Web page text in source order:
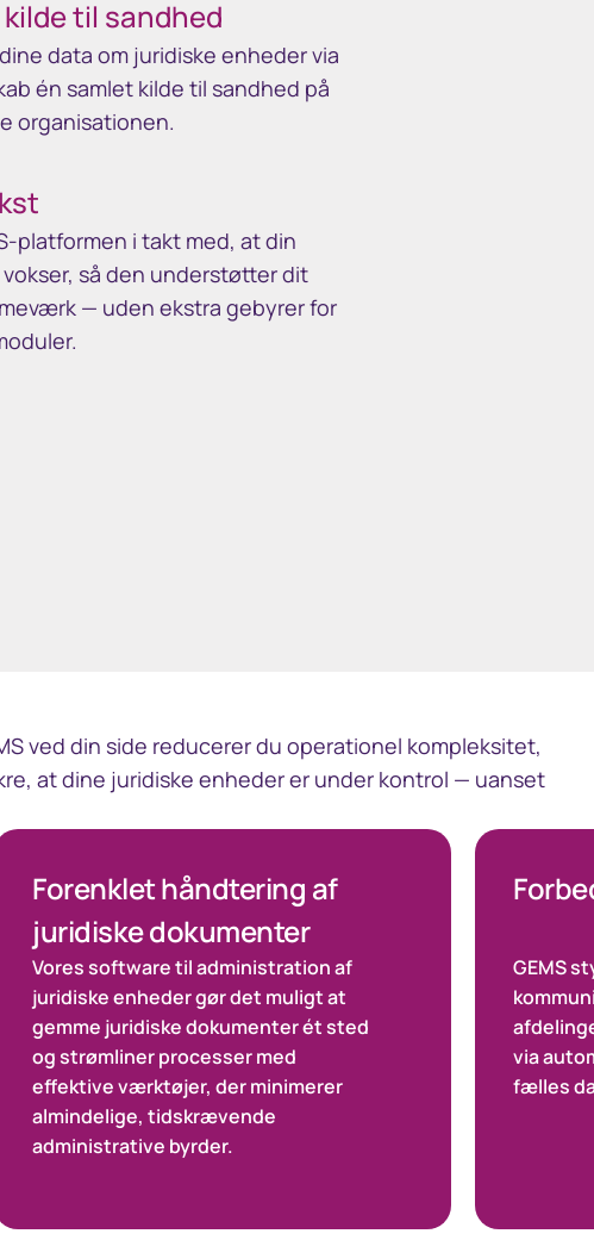
til sandhed
data om juridiske enheder via
én samlet kilde til sandhed på
organisationen.
platformen i takt med, at din
så den understøtter dit
— uden ekstra gebyrer for
ved din side reducerer du operationel kompleksitet,
at dine juridiske enheder er under kontrol — uanset
Forenklet håndtering af
juridiske dokumenter
Vores software til administration af
juridiske enheder gør det muligt at
gemme juridiske dokumenter ét sted
og strømliner processer med
effektive værktøjer, der minimerer
almindelige, tidskrævende
administrative byrder.
GEMS
via
fælles